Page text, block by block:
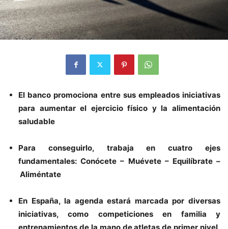
El banco promociona entre sus empleados iniciativas
para aumentar el ejercicio físico y la alimentación
saludable
Para conseguirlo, trabaja en cuatro ejes
fundamentales: Conócete – Muévete – Equilíbrate –
Aliméntate
En España, la agenda estará marcada por diversas
iniciativas, como competiciones en familia y